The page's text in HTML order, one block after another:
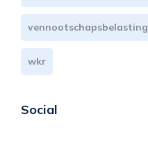
vennootschapsbelasting
wkr
Social